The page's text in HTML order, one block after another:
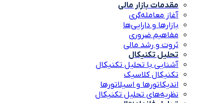
مقدمات بازار مالی
آغاز معامله‌گری
بازارها و دارایی‌ها
مفاهیم ضروری
ثروت و رشد مالی
تحلیل تکنیکال
آشنایی با تحلیل تکنیکال
تکنیکال کلاسیک
اندیکاتورها و اسیلاتورها
نظریه‌های تحلیل تکنیکال